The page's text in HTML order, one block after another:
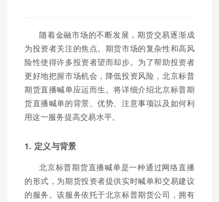
随着金融市场的不断发展，期货交易逐渐成
为投资者关注的焦点。期货市场的复杂性和高风
险性使得许多投资者望而却步。为了帮助投资者
更好地把握市场机会，降低投资风险，北京标普
期货直播喊单应运而生。将详细介绍北京标普期
货直播喊单的背景、优势、注意事项以及如何利
用这一服务提高交易水平。
1. 定义与背景
北京标普期货直播喊单是一种通过网络直播
的形式，为期货投资者提供实时喊单和交易建议
的服务。该服务依托于北京标普期货公司，拥有